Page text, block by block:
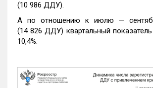
(10 986 ДДУ).
А по отношению к июлю —
(14 826 ДДУ) квартальный
10,4%.